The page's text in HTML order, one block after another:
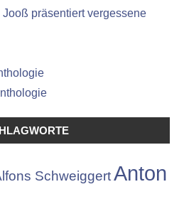
präsentiert vergessene
SchweiggertAnton